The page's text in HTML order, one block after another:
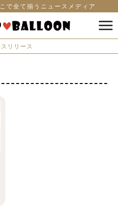
で全て揃うニュースメディア
リリース